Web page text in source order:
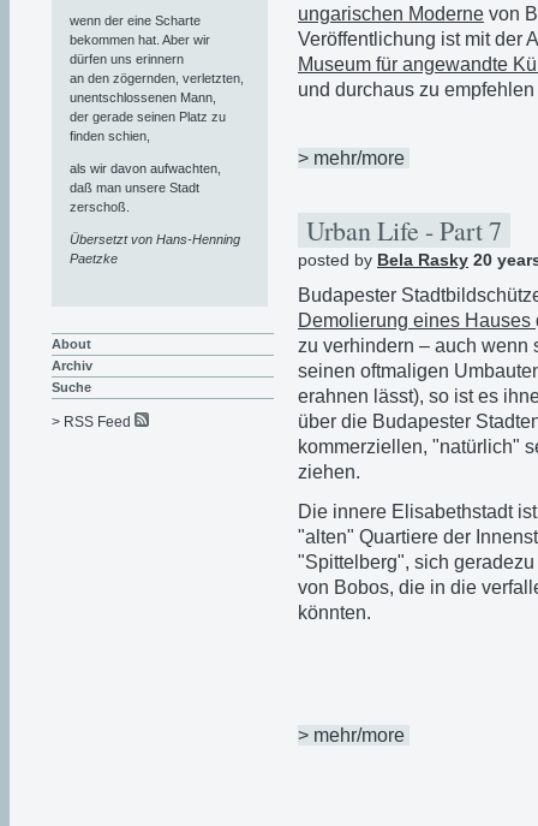
ungarischen Moderne von
Veröffentlichung ist mit der
Museum für angewandte
und durchaus zu empfehlen
> mehr/more
Urban Life - Part 7
posted by Bela Rasky 20
Budapester
Demolierung eines Hauses
zu verhindern – auch wenn
seinen oftmaligen
erahnen lässt), so ist es
über die Budapester
kommerziellen, "natürlich"
ziehen.
Die innere Elisabethstadt
"alten" Quartiere der
"Spittelberg", sich
von Bobos, die in die
könnten.
> mehr/more
wenn der eine Scharte
bekommen hat. Aber wir
dürfen uns erinnern
an den zögernden, verletzten,
unentschlossenen Mann,
der gerade seinen Platz zu
finden schien,
als wir davon aufwachten,
daß man unsere Stadt
zerschoß.
Übersetzt von Hans-Henning
Paetzke
About
Archiv
Suche
> RSS Feed